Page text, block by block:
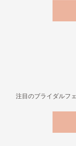
注目のブライダルフ